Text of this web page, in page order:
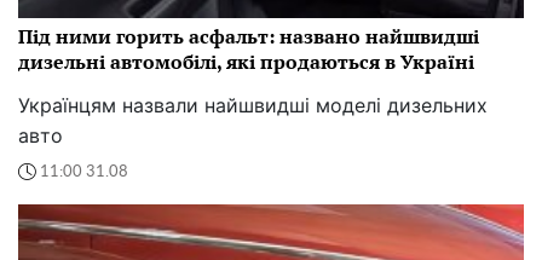
Під ними горить асфальт: названо найшвидші
дизельні автомобілі, які продаються в Україні
Українцям назвали найшвидші моделі дизельних
авто
11:00 31.08